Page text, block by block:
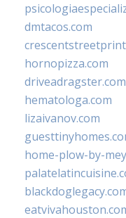
dmtacos.com
hornopizza.com
driveadragster.com
hematologa.com
lizaivanov.com
home-plow-by-